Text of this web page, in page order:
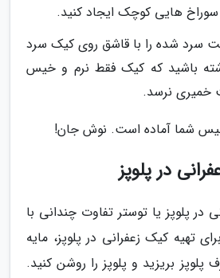
هایی کوچک ایجاد کنید.
سرد شده را با قاشق روی کیک سرد
باشید که کیک فقط نرم و خیس
خمیری نرسد.
شما آماده است. نوش جان!
در پلوپز
در پلوپز یا توستر تفاوت چندانی با
تهیه کیک زعفرانی در پلوپز، مایه
بریزید و پلوپز را روشن کنید.